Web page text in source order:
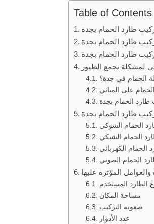
Table of Contents
طارد الحمام بجدة
طارد الحمام بجدة
طارد الحمام بجدة
لمشكلة تجمع الطيور
الحمام في جدة؟
على المباني
طارد الحمام بجدة
طارد الحمام بجدة
الحمام الشوكي
الحمام الشبكي
الحمام الكهربائي
الحمام الصوتي
المؤثرة عليها
الطارد المستخدم
مساحة المكان
صعوبة التركيب
عدد الأدوار